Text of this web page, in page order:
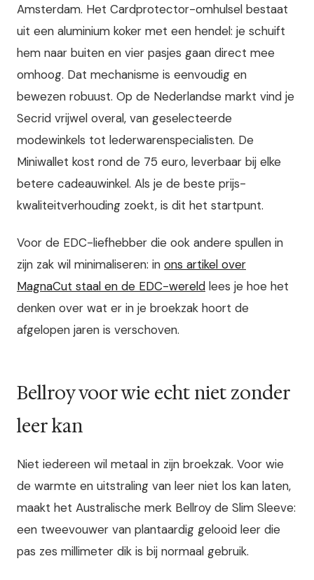
Amsterdam. Het Cardprotector-omhulsel bestaat
uit een aluminium koker met een hendel: je schuift
hem naar buiten en vier pasjes gaan direct mee
omhoog. Dat mechanisme is eenvoudig en
bewezen robuust. Op de Nederlandse markt vind je
Secrid vrijwel overal, van geselecteerde
modewinkels tot lederwarenspecialisten. De
Miniwallet kost rond de 75 euro, leverbaar bij elke
betere cadeauwinkel. Als je de beste prijs-
kwaliteitverhouding zoekt, is dit het startpunt.
Voor de EDC-liefhebber die ook andere spullen in
zijn zak wil minimaliseren: in ons artikel over
MagnaCut staal en de EDC-wereld lees je hoe het
denken over wat er in je broekzak hoort de
afgelopen jaren is verschoven.
Bellroy voor wie echt niet zonder
leer kan
Niet iedereen wil metaal in zijn broekzak. Voor wie
de warmte en uitstraling van leer niet los kan laten,
maakt het Australische merk Bellroy de Slim Sleeve:
een tweevouwer van plantaardig gelooid leer die
pas zes millimeter dik is bij normaal gebruik.